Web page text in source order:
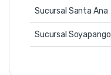
Sucursal Santa Ana
Sucursal Soyapango